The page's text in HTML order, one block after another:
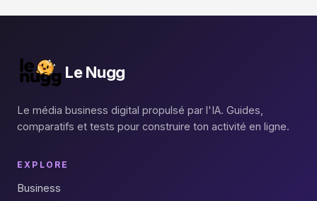
Le Nugg
Le média business digital propulsé par l'IA. Guides,
comparatifs et tests pour construire ton activité en ligne.
EXPLORE
Business